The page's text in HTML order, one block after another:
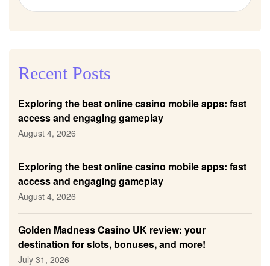
Recent Posts
Exploring the best online casino mobile apps: fast
access and engaging gameplay
August 4, 2026
Exploring the best online casino mobile apps: fast
access and engaging gameplay
August 4, 2026
Golden Madness Casino UK review: your
destination for slots, bonuses, and more!
July 31, 2026